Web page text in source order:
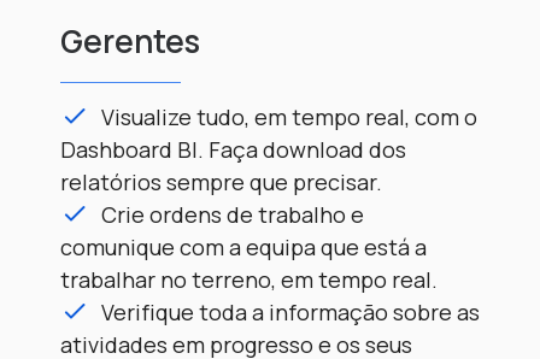
Gerentes
Visualize tudo, em tempo real, com o
Dashboard BI. Faça download dos
relatórios sempre que precisar.
Crie ordens de trabalho e
comunique com a equipa que está a
trabalhar no terreno, em tempo real.
Verifique toda a informação sobre as
atividades em progresso e os seus
Técnicos
Com Fracttal One só verá as OTs que
lhe tenham sido atribuídas.
Tenha cobertura de todas as tarefas
que levar a cabo no terreno e comunique
as suas atividades aos restantes
membros da equipa, em tempo real.
Realize as tarefas solicitadas com os
Staff
Faça requisições de trabalho, com
as quais poderá comunicar à equipa de
manutenção que determinado
equipamento não está a funcionar como
deveria, de forma rápida e fácil.
Agendar demonstração